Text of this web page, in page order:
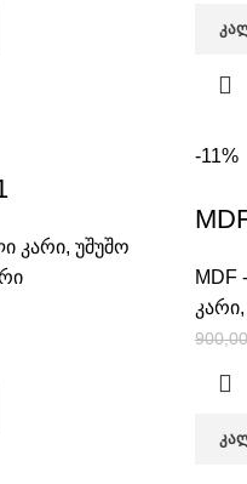
კარი, უშუშო
-11%
MDF
კარი,